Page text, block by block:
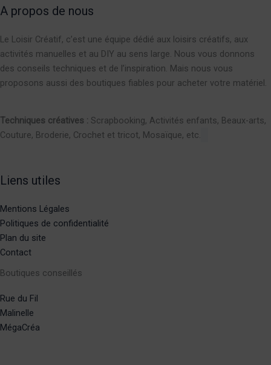
A propos de nous
Le Loisir Créatif, c’est une équipe dédié aux loisirs créatifs, aux
activités manuelles et au DIY au sens large. Nous vous donnons
des conseils techniques et de l’inspiration. Mais nous vous
proposons aussi des boutiques fiables pour acheter votre matériel.
Techniques créatives : Scrapbooking, Activités enfants, Beaux-arts,
Couture, Broderie, Crochet et tricot, Mosaïque, etc.
Liens utiles
Mentions Légales
Politiques de confidentialité
Plan du site
Contact
Boutiques conseillés
Rue du Fil
Malinelle
MégaCréa